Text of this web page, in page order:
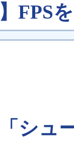
FPS
シュ